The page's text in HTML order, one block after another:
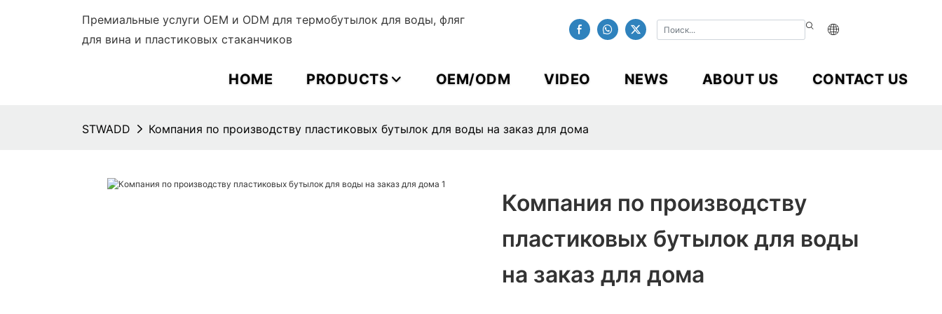
Премиальные услуги OEM и ODM для термобутылок для воды, фляг
для вина и пластиковых стаканчиков
HOME PRODUCTS OEM/ODM VIDEO NEWS ABOUT US CONTACT US
STWADD Компания по производству пластиковых бутылок для воды на заказ для дома
Компания по производству
пластиковых бутылок для воды
на заказ для дома